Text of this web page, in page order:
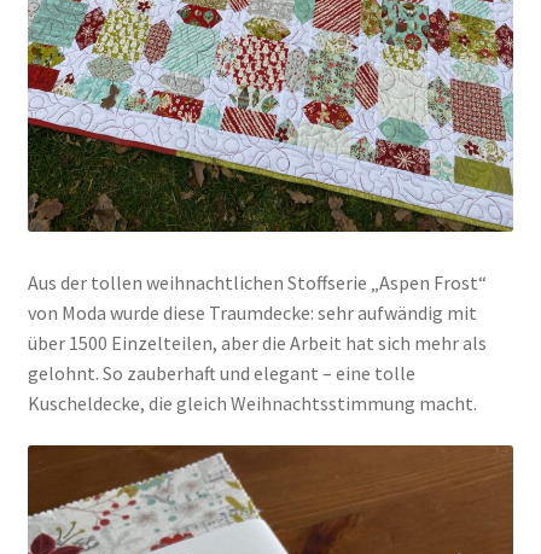
Aus der tollen weihnachtlichen Stoffserie „Aspen Frost“
von Moda wurde diese Traumdecke: sehr aufwändig mit
über 1500 Einzelteilen, aber die Arbeit hat sich mehr als
gelohnt. So zauberhaft und elegant – eine tolle
Kuscheldecke, die gleich Weihnachtsstimmung macht.